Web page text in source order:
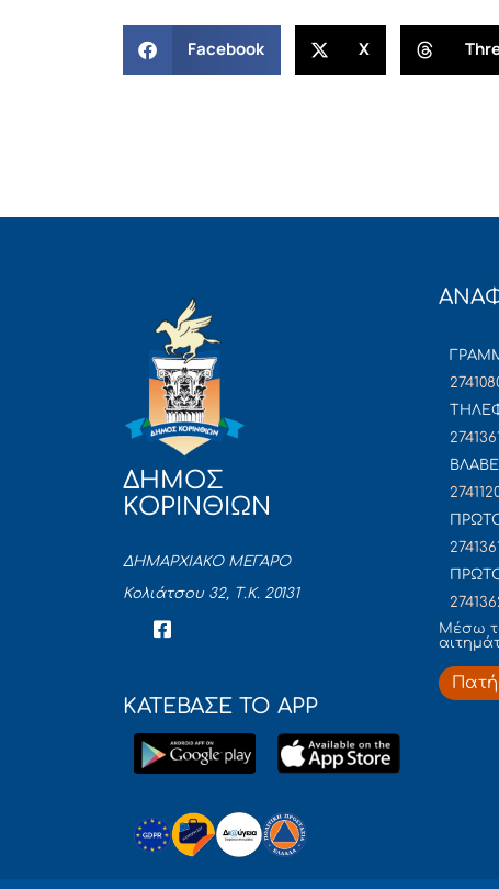
Facebook X
ΔΗΜΟΣ
ΚΟΡΙΝΘΙΩΝ
ΔΗΜΑΡΧΙΑΚΟ ΜΕΓΑΡΟ
Κολιάτσου 32, Τ.Κ. 20131
ΚΑΤΕΒΑΣΕ ΤΟ APP
Mέσω